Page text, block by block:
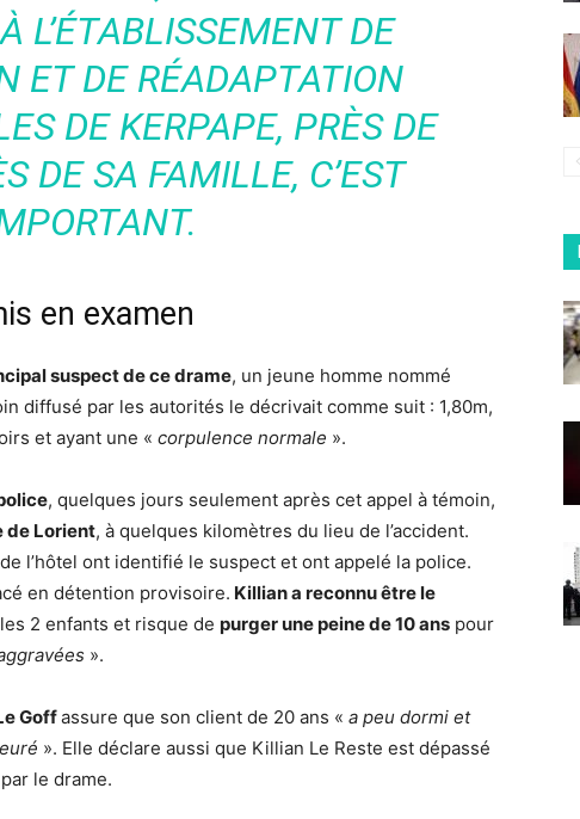
L’ÉTABLISSEMENT DE
ET DE RÉADAPTATION
DE KERPAPE, PRÈS DE
DE SA FAMILLE, C’EST
en examen
suspect de ce drame, un jeune homme nommé
diffusé par les autorités le décrivait comme suit : 1,80m,
et ayant une « corpulence normale ».
, quelques jours seulement après cet appel à témoin,
de Lorient, à quelques kilomètres du lieu de l’accident.
l’hôtel ont identifié le suspect et ont appelé la police.
en détention provisoire. Killian a reconnu être le
2 enfants et risque de purger une peine de 10 ans pour
».
Goffassure que son client de 20 ans « a peu dormi et
». Elle déclare aussi que Killian Le Reste est dépassé
le drame.